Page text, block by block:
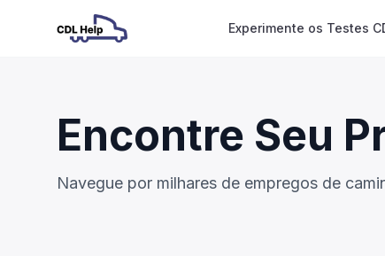
Experimente os Testes
Encontre Seu
Navegue por milhares de empregos de